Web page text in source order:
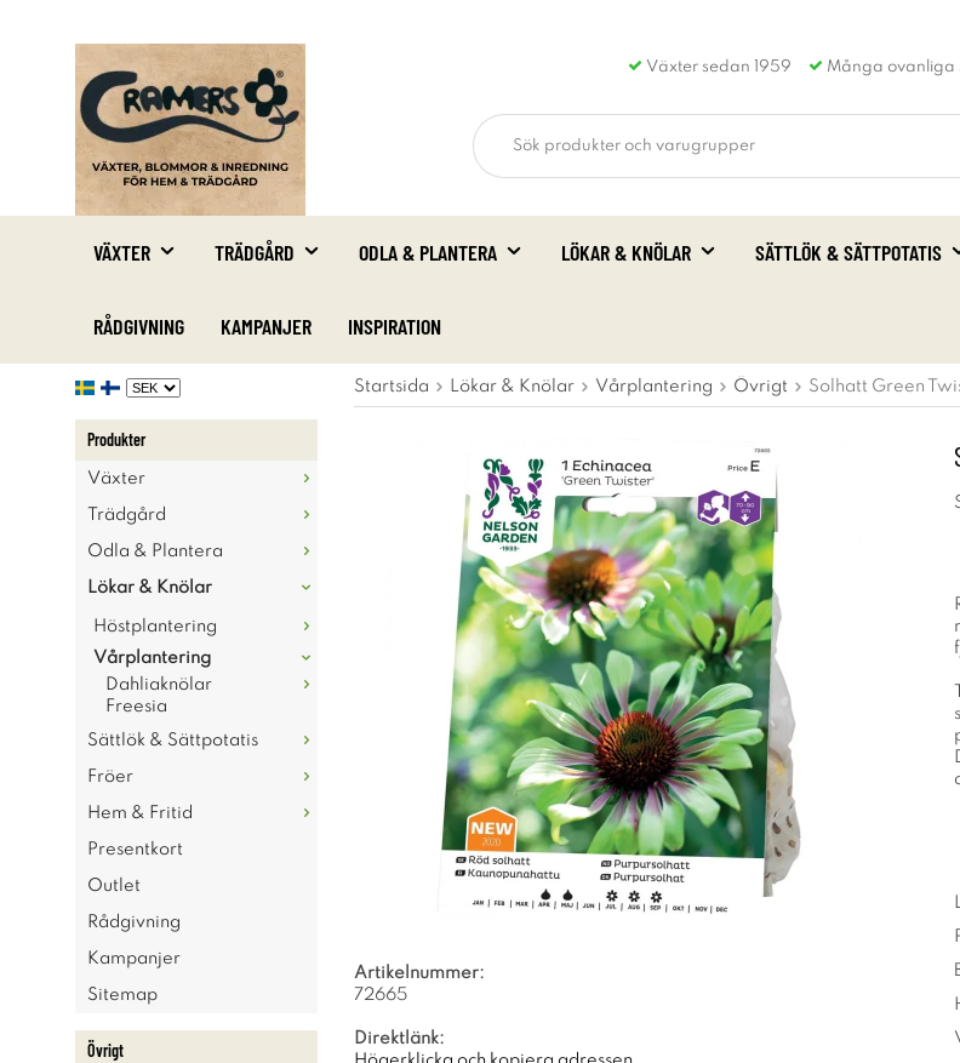
Växter sedan 1959 Många ovanliga
VÄXTER TRÄDGÅRD ODLA & PLANTERA LÖKAR & KNÖLAR SÄTTLÖK & SÄTTPOTATIS
RÅDGIVNING KAMPANJER INSPIRATION
Produkter
Växter
Trädgård
Odla & Plantera
Lökar & Knölar
Höstplantering
Vårplantering
Dahliaknölar
Freesia
Sättlök & Sättpotatis
Fröer
Hem & Fritid
Presentkort
Outlet
Rådgivning
Kampanjer
Sitemap
Övrigt
Startsida Lökar & Knölar Vårplantering Övrigt Solhatt Green
Artikelnummer:
72665
Direktlänk: